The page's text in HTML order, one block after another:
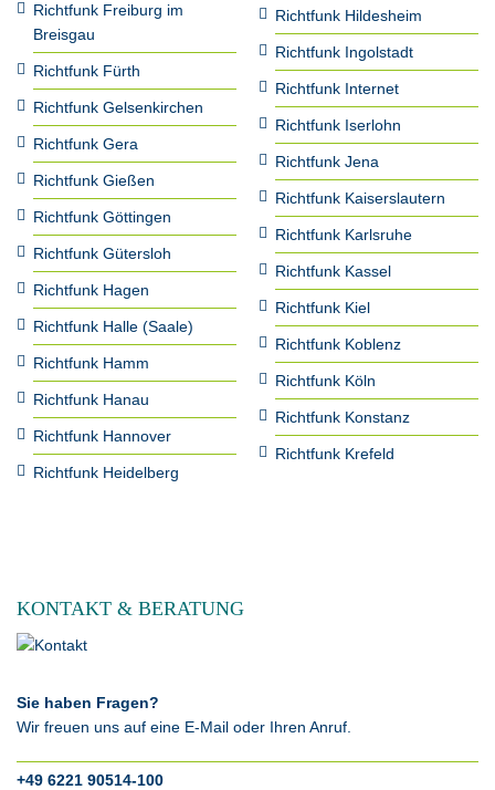
Richtfunk Freiburg im
Breisgau
Richtfunk Fürth
Richtfunk Gelsenkirchen
Richtfunk Gera
Richtfunk Gießen
Richtfunk Göttingen
Richtfunk Gütersloh
Richtfunk Hagen
Richtfunk Halle (Saale)
Richtfunk Hamm
Richtfunk Hanau
Richtfunk Hannover
Richtfunk Heidelberg
Richtfunk Hildesheim
Richtfunk Ingolstadt
Richtfunk Internet
Richtfunk Iserlohn
Richtfunk Jena
Richtfunk Kaiserslautern
Richtfunk Karlsruhe
Richtfunk Kassel
Richtfunk Kiel
Richtfunk Koblenz
Richtfunk Köln
Richtfunk Konstanz
Richtfunk Krefeld
KONTAKT & BERATUNG
Sie haben Fragen?
Wir freuen uns auf eine E-Mail oder Ihren Anruf.
+49 6221 90514-100